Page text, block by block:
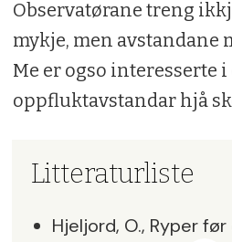
Observatørane treng
mykje, men avstandane
Me er ogso interesserte i
oppfluktavstandar hjå
Litteraturliste
Hjeljord, O., Ryper før